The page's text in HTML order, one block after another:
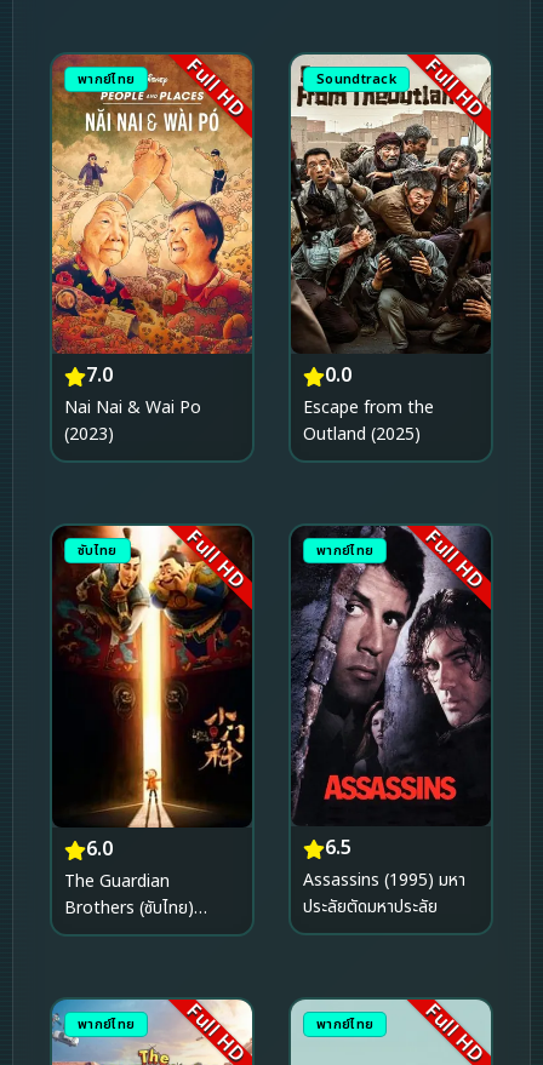
พากย์ไทย Full HD
7.0
Nai Nai & Wai Po
(2023)
Soundtrack Full HD
0.0
Escape from the
Outland (2025)
ซับไทย Full HD
6.0
The Guardian
Brothers (ซับไทย)
(2016)
พากย์ไทย Full HD
6.5
Assassins (1995) มหา
ประลัยตัดมหาประลัย
พากย์ไทย Full HD พากย์ไทย Full HD